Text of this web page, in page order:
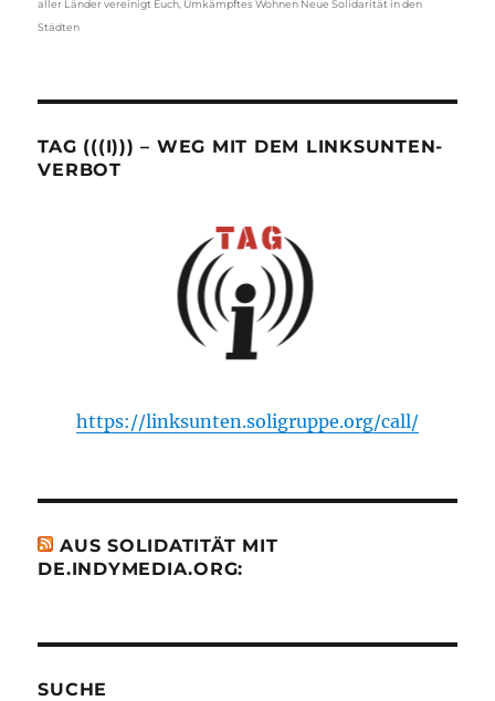
aller Länder vereinigt Euch Umkämpftes Wohnen Neue Solidarität in den
Städten
TAG (((I))) – WEG MIT DEM LINKSUNTEN-
VERBOT
https://linksunten.soligruppe.org/call/
AUS SOLIDATITÄT MIT
DE.INDYMEDIA.ORG:
SUCHE